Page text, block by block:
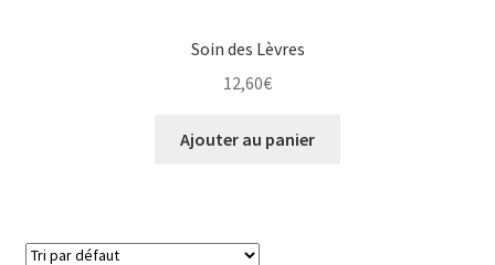
Soin des Lèvres
12,60€
Ajouter au panier